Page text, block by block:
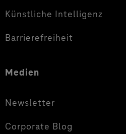
Künstliche Intelligenz
Barrierefreiheit
Medien
Newsletter
Corporate Blog